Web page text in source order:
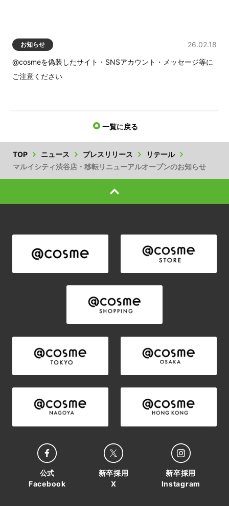
お知らせ
26.02.18
@cosmeを偽装したサイト・SNSアカウント・メッセージ等に
ご注意ください
一覧に戻る
TOP ニュース プレスリリース
リテール
マルイシティ渋谷店・移転リニューアルオープンのお知らせ
公式
Facebook
新卒採用
X
新卒採用
Instagram